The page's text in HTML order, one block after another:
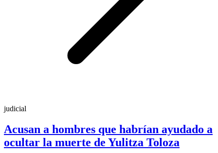
judicial
Acusan a hombres que habrían ayudado a
ocultar la muerte de Yulitza Toloza